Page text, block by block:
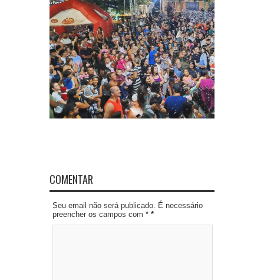
COMENTAR
Seu email não será publicado. É necessário
preencher os campos com * *